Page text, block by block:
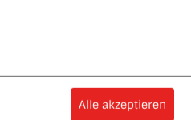
Alle akzeptieren